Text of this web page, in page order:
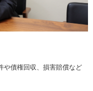
や債権回収、損害賠償など